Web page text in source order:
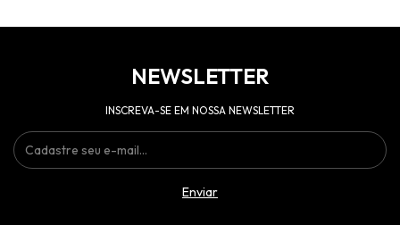
NEWSLETTER
INSCREVA-SE EM NOSSA NEWSLETTER